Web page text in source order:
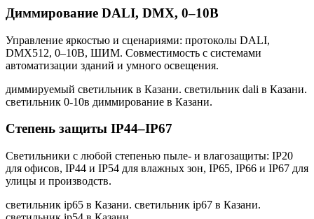
Диммирование DALI, DMX, 0–10В
Управление яркостью и сценариями: протоколы DALI,
DMX512, 0–10В, ШИМ. Совместимость с системами
автоматизации зданий и умного освещения.
диммируемый светильник в Казани. светильник dali в Казани.
светильник 0-10в диммирование в Казани.
Степень защиты IP44–IP67
Светильники с любой степенью пыле- и влагозащиты: IP20
для офисов, IP44 и IP54 для влажных зон, IP65, IP66 и IP67 для
улицы и производств.
светильник ip65 в Казани. светильник ip67 в Казани.